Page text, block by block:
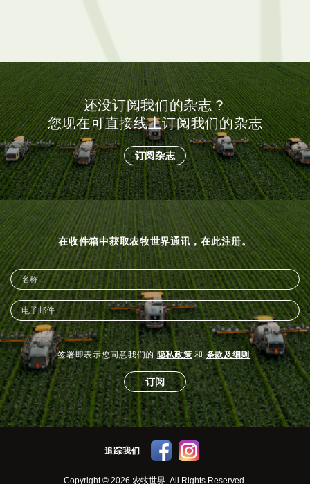
还没订阅我们的杂志？
您现在可直接线上订阅我们的杂志
订阅杂志
在收件箱中获取农牧世界通讯，在此注册。
签署即表示您同意我们的隐私政策 和条款及细则 .
订阅
追踪我们
Copyright © 2026 农牧世界. All Rights Reserved.